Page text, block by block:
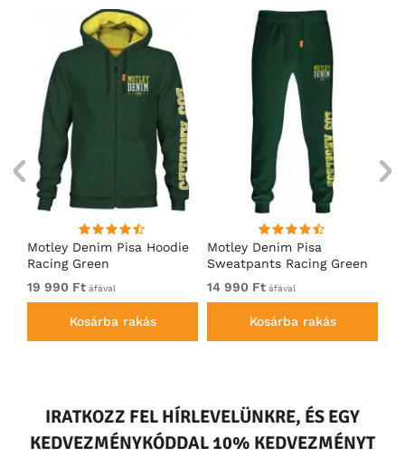
Motley Denim Pisa Hoodie
Racing Green
19 990 Ft áfával
Kosárba rakás
Motley Denim Pisa
Sweatpants Racing Green
14 990 Ft áfával
Kosárba rakás
IRATKOZZ FEL HÍRLEVELÜNKRE, ÉS EGY
KEDVEZMÉNYKÓDDAL 10% KEDVEZMÉNYT